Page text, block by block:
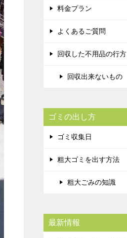
料金プラン
よくあるご質問
回収した不用品の行方
回収出来ないもの
ゴミの出し方
ゴミ収集日
粗大ゴミを出す方法
粗大ごみの知識
最新情報